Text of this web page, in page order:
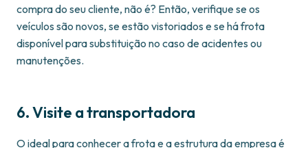
compra do seu cliente, não é? Então, verifique se os
veículos são novos, se estão vistoriados e se há frota
disponível para substituição no caso de acidentes ou
manutenções.
6. Visite a transportadora
O ideal para conhecer a frota e a estrutura da empresa é